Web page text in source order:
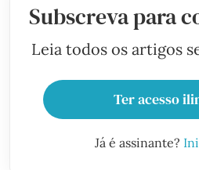
Subscreva para
Leia todos os artigos
Ter acesso
Já é assinante?